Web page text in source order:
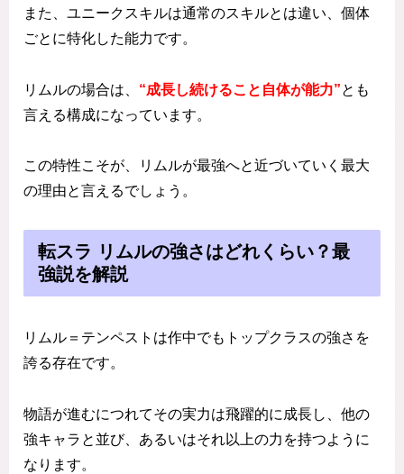
また、ユニークスキルは通常のスキルとは違い、個体
ごとに特化した能力です。
リムルの場合は、 “成長し続けること自体が能力”とも
言える構成になっています。
この特性こそが、リムルが最強へと近づいていく最大
の理由と言えるでしょう。
転スラ リムルの強さはどれくらい？最
強説を解説
リムル＝テンペストは作中でもトップクラスの強さを
誇る存在です。
物語が進むにつれてその実力は飛躍的に成長し、他の
強キャラと並び、あるいはそれ以上の力を持つように
なります。